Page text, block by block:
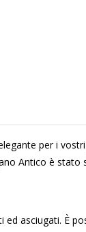
per i
Antico è
asciugati. È